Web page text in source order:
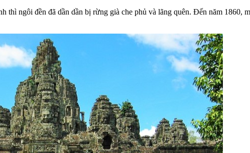
thì ngôi đền đã dần dần bị rừng già che phủ và lãng quên. Đến năm 1860,